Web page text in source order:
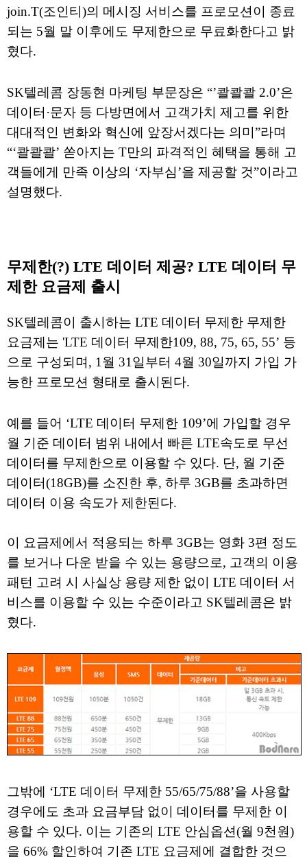
join.T(조인티)의 메시징 서비스를 프로모션이 종료
되는 5월 말 이후에도 무제한으로 무료화한다고 밝
혔다.
SK텔레콤 장동현 마케팅 부문장은 “’콸콸콸 2.0’은
데이터·문자 등 다방면에서 고객가치 제고를 위한
대대적인 변화와 혁신에 앞장서겠다는 의미”라며
“‘콸콸콸’ 쏟아지는 T만의 파격적인 혜택을 통해 고
객들에게 만족 이상의 ‘자부심’을 제공할 것”이라고
설명했다.
무제한(?) LTE 데이터 제공? LTE 데이터 무
제한 요금제 출시
SK텔레콤이 출시하는 LTE 데이터 무제한 무제한
요금제는 'LTE 데이터 무제한109, 88, 75, 65, 55’ 등
으로 구성되며, 1월 31일부터 4월 30일까지 가입 가
능한 프로모션 형태로 출시된다.
예를 들어 ‘LTE 데이터 무제한 109’에 가입할 경우
월 기준 데이터 범위 내에서 빠른 LTE속도로 무선
데이터를 무제한으로 이용할 수 있다. 단, 월 기준
데이터(18GB)를 소진한 후, 하루 3GB를 초과하면
데이터 이용 속도가 제한된다.
이 요금제에서 적용되는 하루 3GB는 영화 3편 정도
를 보거나 다운 받을 수 있는 용량으로, 고객의 이용
패턴 고려 시 사실상 용량 제한 없이 LTE 데이터 서
비스를 이용할 수 있는 수준이라고 SK텔레콤은 밝
혔다.
그밖에 ‘LTE 데이터 무제한 55/65/75/88’을 사용할
경우에도 초과 요금부담 없이 데이터를 무제한 이
용할 수 있다. 이는 기존의 LTE 안심옵션(월 9천원)
을 66% 할인하여 기존 LTE 요금제에 결합한 것으